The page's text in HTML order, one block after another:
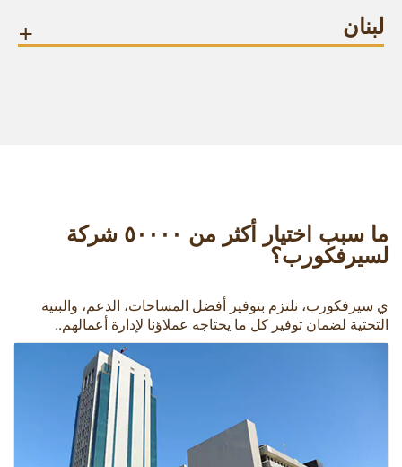
لبنان +
ما سبب اختيار أكثر من ٥۰۰۰۰ شركة
لسيرفكورب؟
ي سيرفكورب، نلتزم بتوفير أفضل المساحات، الدعم، والبنية
التحتية لضمان توفير كل ما يحتاجه عملاؤنا لإدارة أعمالهم..